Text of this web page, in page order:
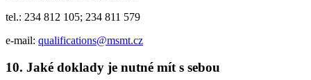
tel.: 234 812 105; 234 811 579
e-mail: qualifications@msmt.cz
10. Jaké doklady je nutné mít s sebou